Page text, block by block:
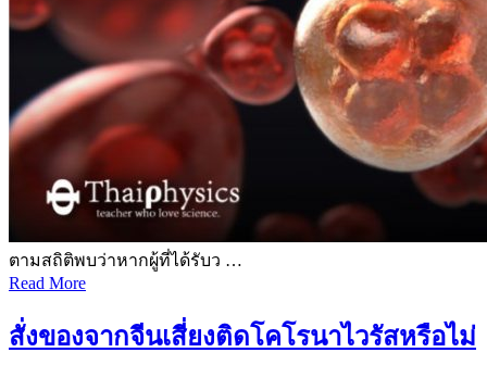
ตามสถิติพบว่าหากผู้ที่ได้รับว …
Read More
สั่งของจากจีนเสี่ยงติดโคโรนาไวรัสหรือไม่